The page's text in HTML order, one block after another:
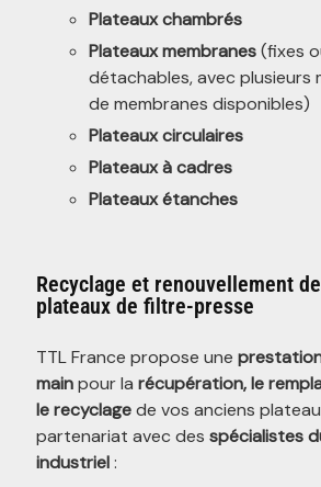
Plateaux chambrés
Plateaux membranes(fixes
détachables, avec plusieurs
de membranes disponibles)
Plateaux circulaires
Plateaux à cadres
Plateaux étanches
Recyclage et renouvellement
plateaux de filtre-presse
TTL France propose une
mainpour la récupération, le
le recyclagede vos anciens
partenariat avec des spécialistes
industriel: